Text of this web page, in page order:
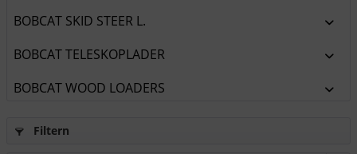
BOBCAT SKID STEER L.
BOBCAT TELESKOPLADER
BOBCAT WOOD LOADERS
Filtern